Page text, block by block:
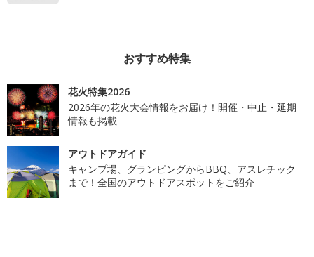
おすすめ特集
花火特集2026
2026年の花火大会情報をお届け！開催・中止・延期
情報も掲載
アウトドアガイド
キャンプ場、グランピングからBBQ、アスレチック
まで！全国のアウトドアスポットをご紹介